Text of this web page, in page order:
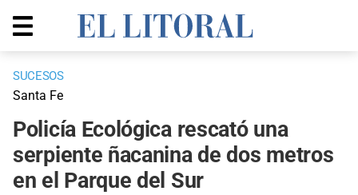
SUCESOS
Santa Fe
Policía Ecológica rescató una
serpiente ñacanina de dos metros
en el Parque del Sur